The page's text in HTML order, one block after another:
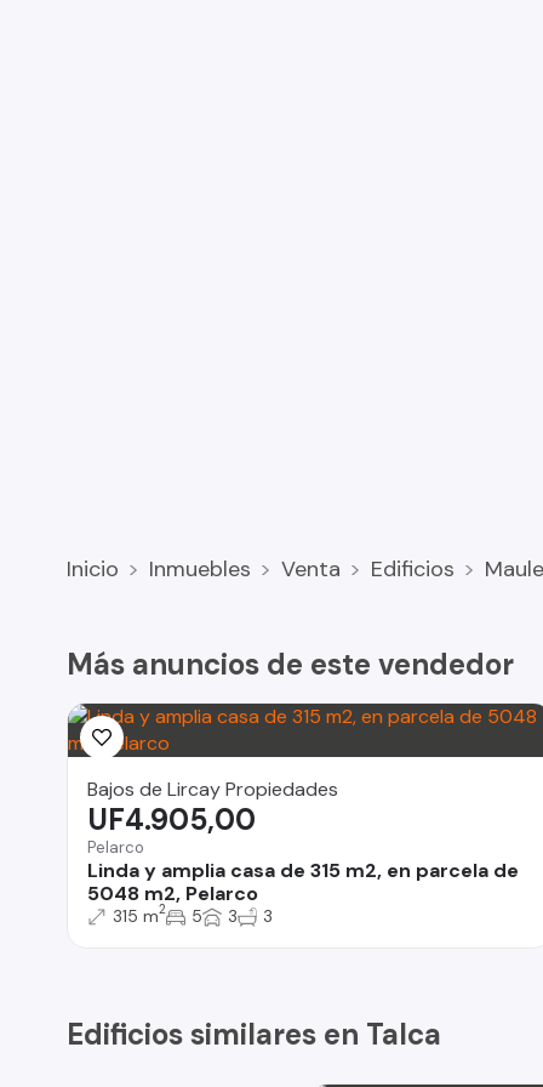
Inicio Inmuebles Venta Edificios Maule
Más anuncios de este vendedor
Bajos de Lircay Propiedades
Pelarco
Linda y amplia casa de 315 m2, en parcela de
5048 m2, Pelarco
UF4.905,00
315 m2 5 3 3
Edificios similares en Talca